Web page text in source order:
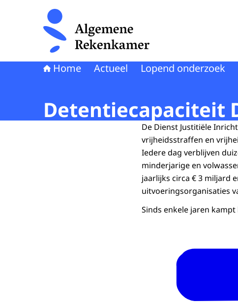
Naar de homepage van Algemene Rekenkamer
Home Actueel Lopend onderzoek
Detentiecapaciteit
De Dienst Justitiële
vrijheidsstraffen en
Iedere dag verblijven
minderjarige en
jaarlijks circa € 3 miljard
uitvoeringsorganisaties
Sinds enkele jaren